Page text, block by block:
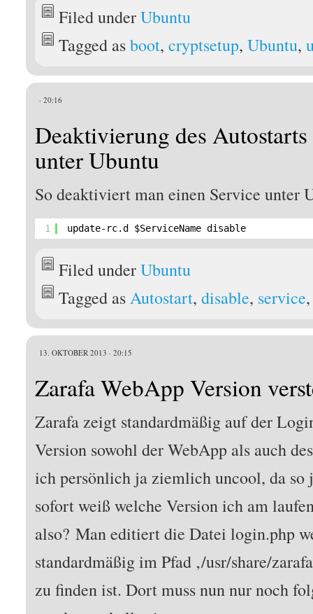
Filed underUbuntu
Tagged asboot,cryptsetup,Ubuntu,
· 20:16
Deaktivierung des
unter Ubuntu
So deaktiviert man einen Service unter
1 update-rc.d $ServiceName disable
Filed underUbuntu
Tagged asAutostart,disable, service
13. OKTOBER 2013 · 20:15
Zarafa WebApp Version
Zarafa zeigt standardmäßig auf der
Version sowohl der WebApp als auch
ich persönlich ja ziemlich uncool, da
sofort weiß welche Version ich am
also? Man editiert die Datei login.php
standardmäßig im Pfad ‚/usr/share/
zu finden ist. Dort muss nun nur noch